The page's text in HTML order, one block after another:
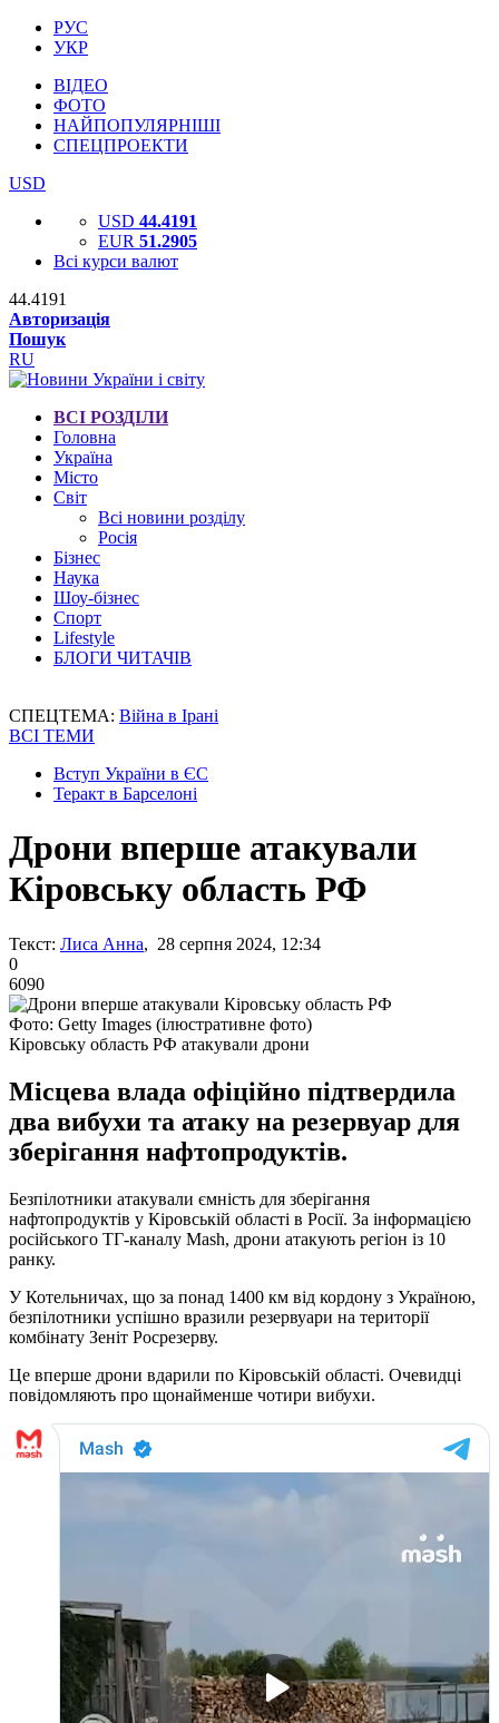
РУС
УКР
ВІДЕО
ФОТО
НАЙПОПУЛЯРНІШІ
СПЕЦПРОЕКТИ
USD
USD 44.4191
EUR 51.2905
Всі курси валют
44.4191
Авторизація
Пошук
RU
ВСІ РОЗДІЛИ
Головна
Україна
Місто
Світ
Всі новини розділу
Росія
Бізнес
Наука
Шоу-бізнес
Спорт
Lifestyle
БЛОГИ ЧИТАЧІВ
СПЕЦТЕМА: Війна в Ірані
ВСІ ТЕМИ
Вступ України в ЄС
Теракт в Барселоні
Дрони вперше атакували
Кіровську область РФ
Текст: Лиса Анна, 28 серпня 2024, 12:34
0
6090
Фото: Getty Images (ілюстративне фото)
Кіровську область РФ атакували дрони
Місцева влада офіційно підтвердила
два вибухи та атаку на резервуар для
зберігання нафтопродуктів.
Безпілотники атакували ємність для зберігання
нафтопродуктів у Кіровській області в Росії. За інформацією
російського ТГ-каналу Mash, дрони атакують регіон із 10
ранку.
У Котельничах, що за понад 1400 км від кордону з Україною,
безпілотники успішно вразили резервуари на території
комбінату Зеніт Росрезерву.
Це вперше дрони вдарили по Кіровській області. Очевидці
повідомляють про щонайменше чотири вибухи.